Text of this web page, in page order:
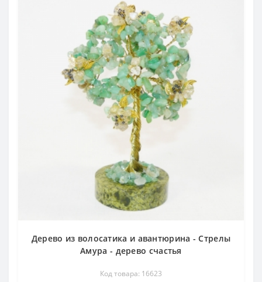
Дерево из волосатика и авантюрина - Стрелы
Амура - дерево счастья
Код товара: 16623